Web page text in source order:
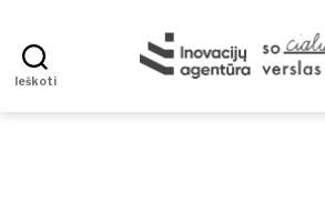
Ieškoti
verslas